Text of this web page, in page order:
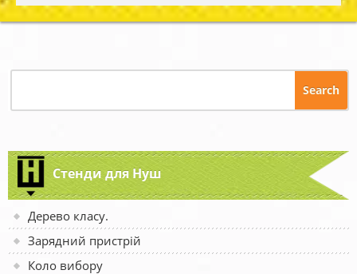
Стенди для Нуш
Дерево класу.
Зарядний пристрій
Коло вибору